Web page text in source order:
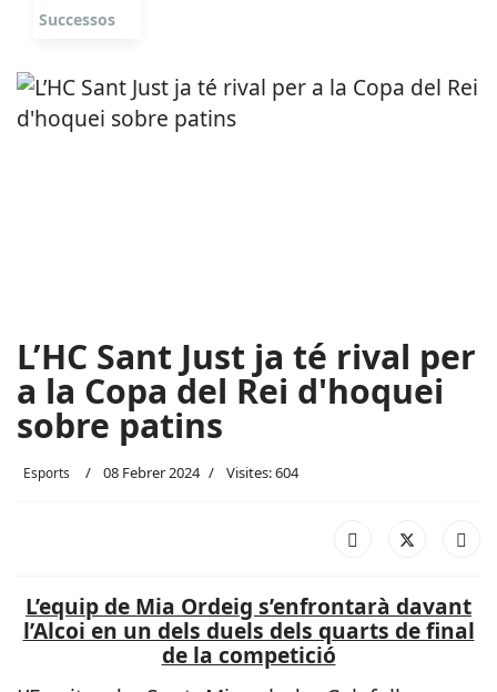
Successos
L’HC Sant Just ja té rival per
a la Copa del Rei d'hoquei
sobre patins
Esports 08 Febrer 2024 Visites: 604
L’equip de Mia Ordeig s’enfrontarà davant
l’Alcoi en un dels duels dels quarts de final
de la competició